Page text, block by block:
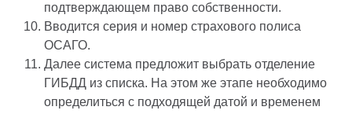
подтверждающем право собственности.
Вводится серия и номер страхового полиса
ОСАГО.
Далее система предложит выбрать отделение
ГИБДД из списка. На этом же этапе необходимо
определиться с подходящей датой и временем